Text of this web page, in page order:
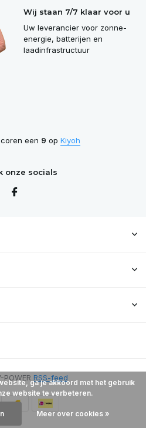
Wij staan 7/7 klaar voor u
Uw leverancier voor zonne-
energie, batterijen en
laadinfrastructuur
een 9 op Kiyoh
onze socials
RSS-feed
ga je akkoord met het gebruik
website te verbeteren.
Meer over cookies »